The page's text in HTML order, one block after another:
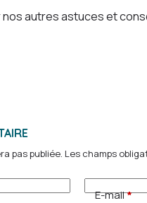
autres astuces et
pas publiée. Les champs
E-mail*